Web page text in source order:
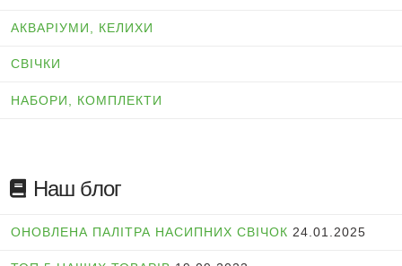
АКВАРІУМИ, КЕЛИХИ
СВІЧКИ
НАБОРИ, КОМПЛЕКТИ
Наш блог
ОНОВЛЕНА ПАЛІТРА НАСИПНИХ СВІЧОК 24.01.2025